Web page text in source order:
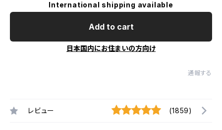
International shipping available
Add to cart
日本国内にお住まいの方向け
通報する
レビュー (1859)